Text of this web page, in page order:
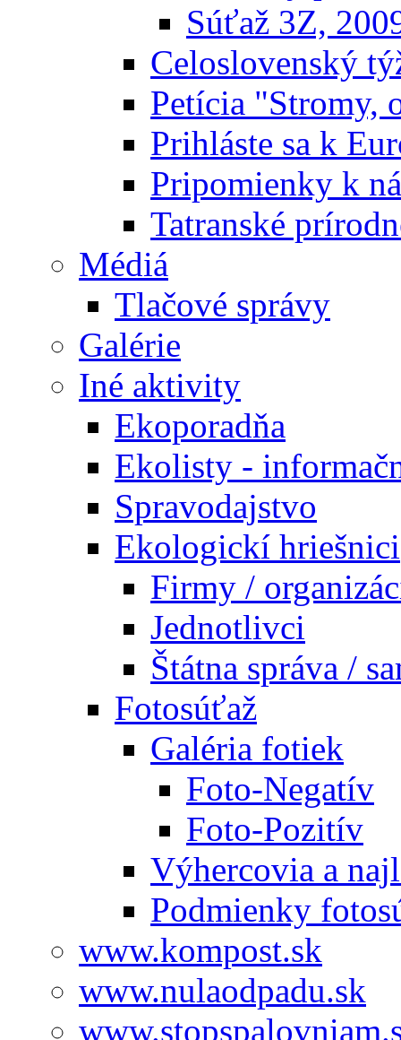
Súťaž 3Z,
Celoslovenský
Petícia "Stromy,
Prihláste sa k
Pripomienky k
Tatranské
Médiá
Tlačové správy
Galérie
Iné aktivity
Ekoporadňa
Ekolisty -
Spravodajstvo
Ekologickí hriešnici
Firmy /
Jednotlivci
Štátna správa /
Fotosúťaž
Galéria fotiek
Foto-Negatív
Foto-Pozitív
Výhercovia a
Podmienky
www.kompost.sk
www.nulaodpadu.sk